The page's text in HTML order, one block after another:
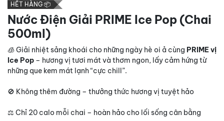
HẾT HÀNG 📦
Nước Điện Giải PRIME Ice Pop (Chai
500ml)
🧊 Giải nhiệt sảng khoái cho những ngày hè oi ả cùng PRIME vị
Ice Pop – hương vị tươi mát và thơm ngon, lấy cảm hứng từ
những que kem mát lạnh “cực chill”.
🚫 Không thêm đường – thưởng thức hương vị tuyệt hảo
⚖️ Chỉ 20 calo mỗi chai – hoàn hảo cho lối sống cân bằng